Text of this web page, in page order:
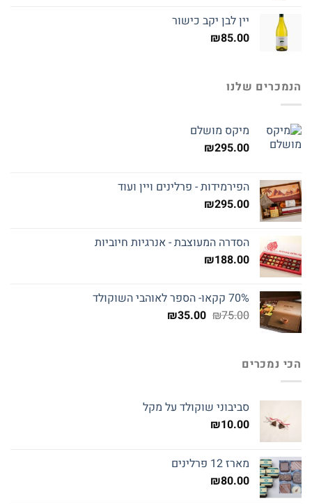
יין לבן יקב כישור
₪85.00
הנמכרים שלנו
מיקס מושלם
₪295.00
הפירמידות - פרלינים ויין ועוד
₪295.00
הסדרה המעוצבת - אנרגיות חיוביות
₪188.00
70% קקאו- הספר לאוהבי השוקולד
₪75.00
המחיר₪35.00 המחיר
הכי נמכרים
סביבוני שוקולד על מקל
₪10.00
מארז 12 פרלינים
₪80.00